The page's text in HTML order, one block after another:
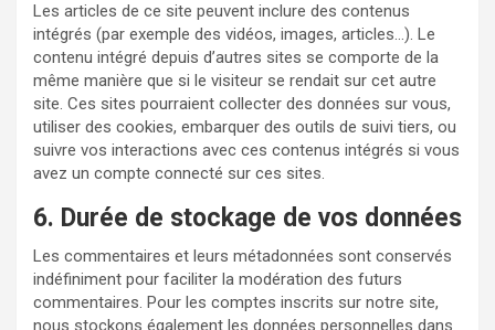
Les articles de ce site peuvent inclure des contenus
intégrés (par exemple des vidéos, images, articles…). Le
contenu intégré depuis d’autres sites se comporte de la
même manière que si le visiteur se rendait sur cet autre
site. Ces sites pourraient collecter des données sur vous,
utiliser des cookies, embarquer des outils de suivi tiers, ou
suivre vos interactions avec ces contenus intégrés si vous
avez un compte connecté sur ces sites.
6. Durée de stockage de vos données
Les commentaires et leurs métadonnées sont conservés
indéfiniment pour faciliter la modération des futurs
commentaires. Pour les comptes inscrits sur notre site,
nous stockons également les données personnelles dans